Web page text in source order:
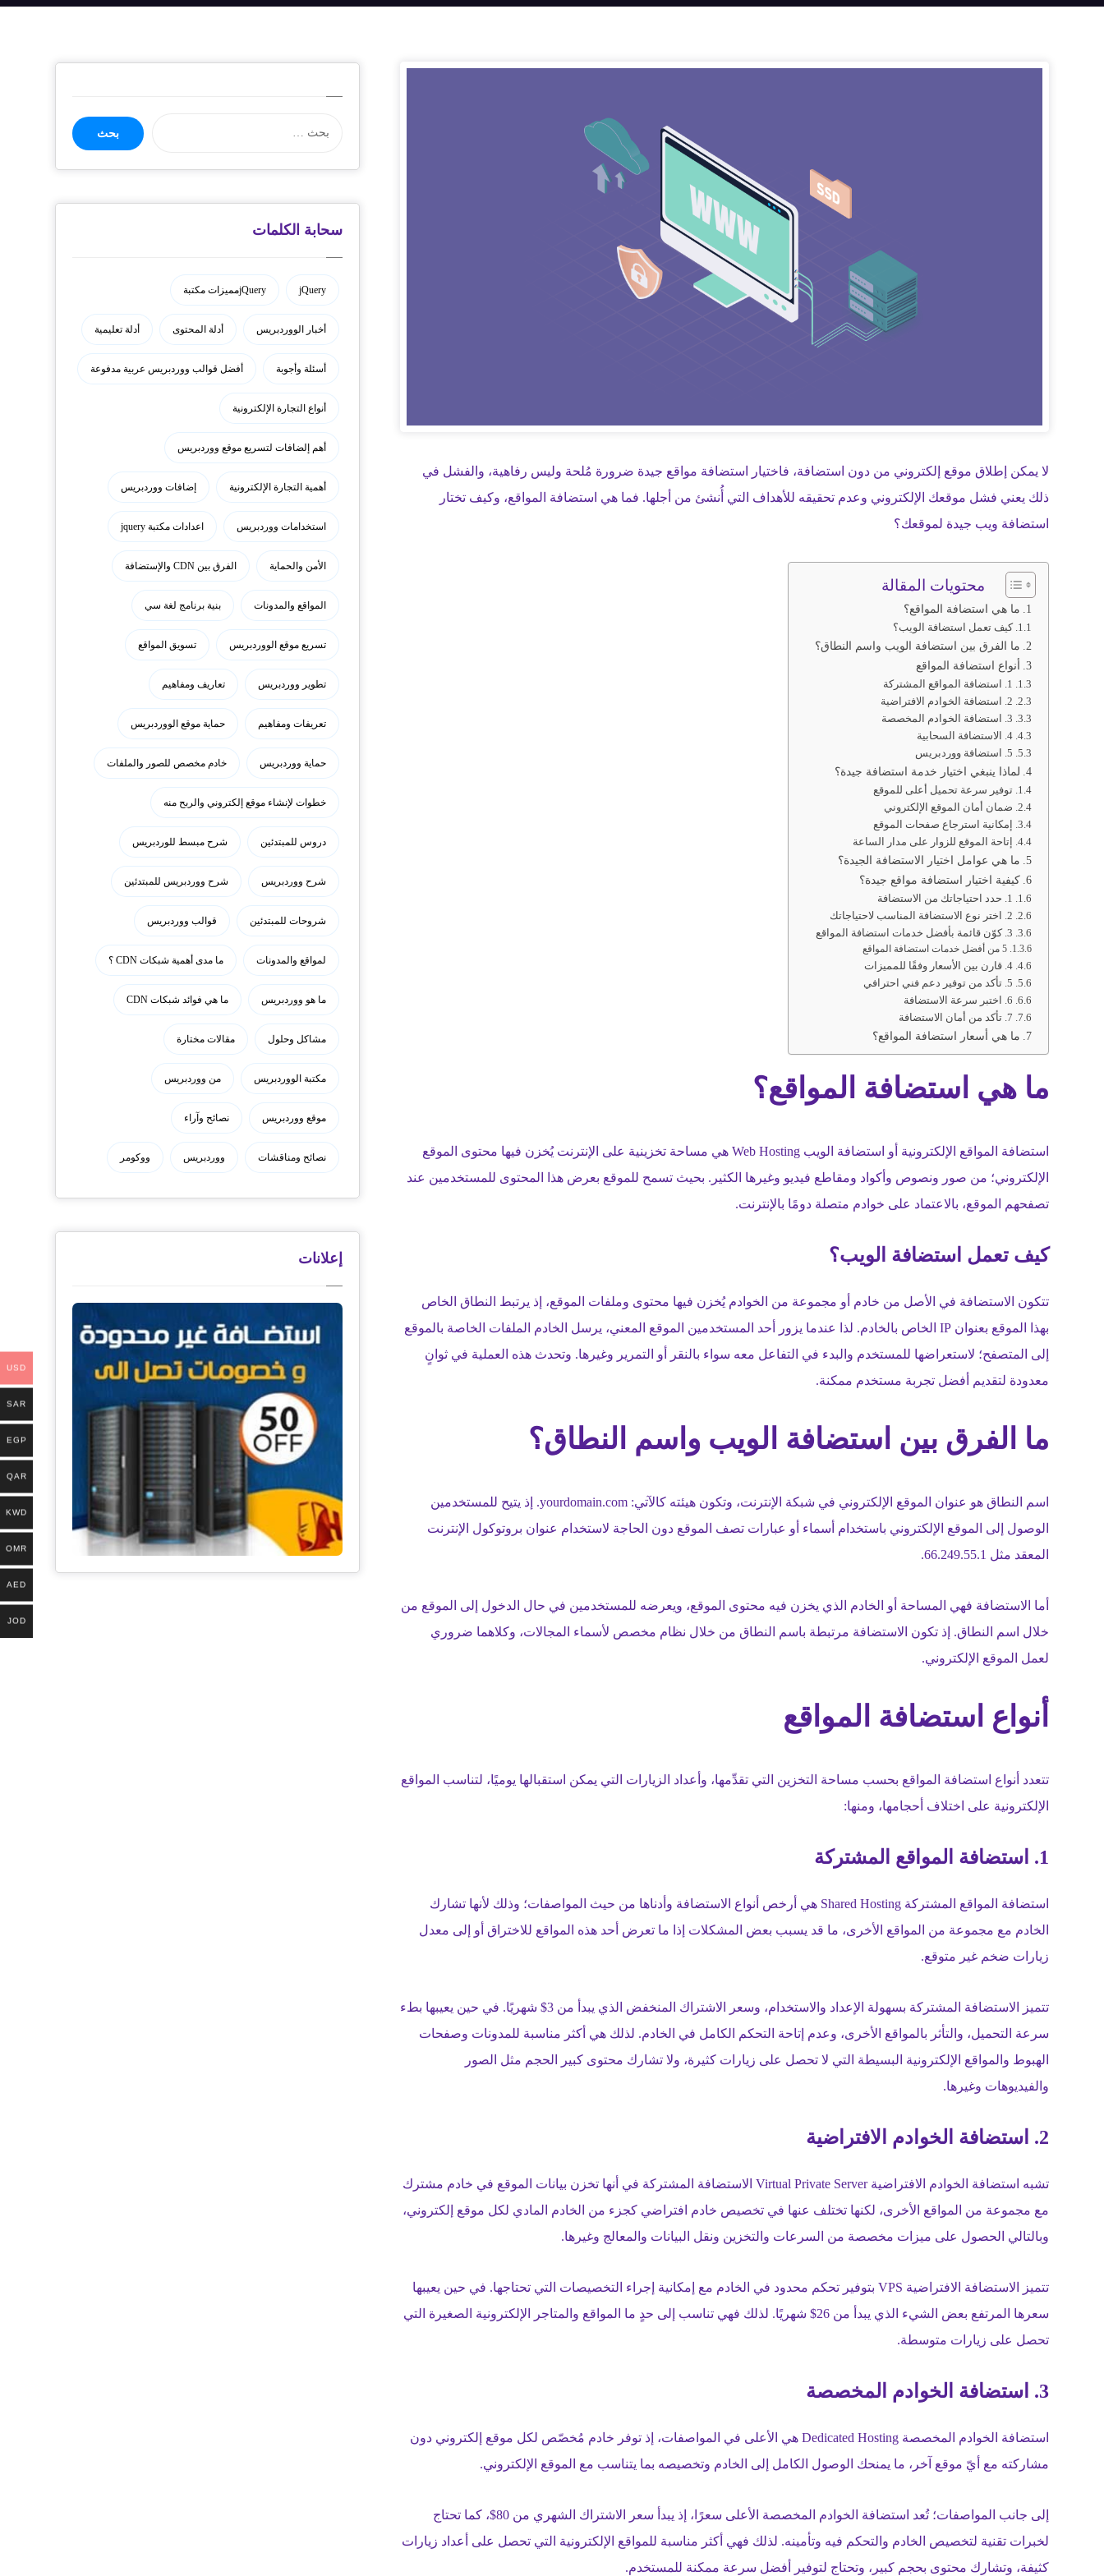
لا يمكن إطلاق موقع إلكتروني من دون استضافة، فاختيار استضافة مواقع جيدة ضرورة مُلحة وليس رفاهية، والفشل في
ذلك يعني فشل موقعك الإلكتروني وعدم تحقيقه للأهداف التي أُنشئ من أجلها. فما هي استضافة المواقع، وكيف تختار
استضافة ويب جيدة لموقعك؟
محتويات المقالة
ما هي استضافة المواقع؟
كيف تعمل استضافة الويب؟
ما الفرق بين استضافة الويب واسم النطاق؟
أنواع استضافة المواقع
1. استضافة المواقع المشتركة
2. استضافة الخوادم الافتراضية
3. استضافة الخوادم المخصصة
4. الاستضافة السحابية
5. استضافة ووردبريس
لماذا ينبغي اختيار خدمة استضافة جيدة؟
توفير سرعة تحميل أعلى للموقع
ضمان أمان الموقع الإلكتروني
إمكانية استرجاع صفحات الموقع
إتاحة الموقع للزوار على مدار الساعة
ما هي عوامل اختيار الاستضافة الجيدة؟
كيفية اختيار استضافة مواقع جيدة؟
1. حدد احتياجاتك من الاستضافة
2. اختر نوع الاستضافة المناسب لاحتياجاتك
3. كوّن قائمة بأفضل خدمات استضافة المواقع
5 من أفضل خدمات استضافة المواقع
4. قارن بين الأسعار وفقًا للمميزات
5. تأكد من توفير دعم فني احترافي
6. اختبر سرعة الاستضافة
7. تأكد من أمان الاستضافة
ما هي أسعار استضافة المواقع؟
ما هي استضافة المواقع؟
استضافة المواقع الإلكترونية أو استضافة الويب Web Hosting هي مساحة تخزينية على الإنترنت يُخزن فيها محتوى الموقع
الإلكتروني؛ من صور ونصوص وأكواد ومقاطع فيديو وغيرها الكثير. بحيث تسمح للموقع بعرض هذا المحتوى للمستخدمين عند
تصفحهم الموقع، بالاعتماد على خوادم متصلة دومًا بالإنترنت.
كيف تعمل استضافة الويب؟
تتكون الاستضافة في الأصل من خادم أو مجموعة من الخوادم يُخزن فيها محتوى وملفات الموقع، إذ يرتبط النطاق الخاص
بهذا الموقع بعنوان IP الخاص بالخادم. لذا عندما يزور أحد المستخدمين الموقع المعني، يرسل الخادم الملفات الخاصة بالموقع
إلى المتصفح؛ لاستعراضها للمستخدم والبدء في التفاعل معه سواء بالنقر أو التمرير وغيرها. وتحدث هذه العملية في ثوانٍ
معدودة لتقديم أفضل تجربة مستخدم ممكنة.
ما الفرق بين استضافة الويب واسم النطاق؟
اسم النطاق هو عنوان الموقع الإلكتروني في شبكة الإنترنت، وتكون هيئته كالآتي: yourdomain.com. إذ يتيح للمستخدمين
الوصول إلى الموقع الإلكتروني باستخدام أسماء أو عبارات تصف الموقع دون الحاجة لاستخدام عنوان بروتوكول الإنترنت
المعقد مثل 66.249.55.1.
أما الاستضافة فهي المساحة أو الخادم الذي يخزن فيه محتوى الموقع، ويعرضه للمستخدمين في حال الدخول إلى الموقع من
خلال اسم النطاق. إذ تكون الاستضافة مرتبطة باسم النطاق من خلال نظام مخصص لأسماء المجالات، وكلاهما ضروري
لعمل الموقع الإلكتروني.
أنواع استضافة المواقع
تتعدد أنواع استضافة المواقع بحسب مساحة التخزين التي تقدِّمها، وأعداد الزيارات التي يمكن استقبالها يوميًا، لتناسب المواقع
الإلكترونية على اختلاف أحجامها، ومنها:
1. استضافة المواقع المشتركة
استضافة المواقع المشتركة Shared Hosting هي أرخص أنواع الاستضافة وأدناها من حيث المواصفات؛ وذلك لأنها تشارك
الخادم مع مجموعة من المواقع الأخرى، ما قد يسبب بعض المشكلات إذا ما تعرض أحد هذه المواقع للاختراق أو إلى معدل
زيارات ضخم غير متوقع.
تتميز الاستضافة المشتركة بسهولة الإعداد والاستخدام، وسعر الاشتراك المنخفض الذي يبدأ من 3$ شهريًا. في حين يعيبها بطء
سرعة التحميل، والتأثر بالمواقع الأخرى، وعدم إتاحة التحكم الكامل في الخادم. لذلك هي أكثر مناسبة للمدونات وصفحات
الهبوط والمواقع الإلكترونية البسيطة التي لا تحصل على زيارات كثيرة، ولا تشارك محتوى كبير الحجم مثل الصور
والفيديوهات وغيرها.
2. استضافة الخوادم الافتراضية
تشبه استضافة الخوادم الافتراضية Virtual Private Server الاستضافة المشتركة في أنها تخزن بيانات الموقع في خادم مشترك
مع مجموعة من المواقع الأخرى، لكنها تختلف عنها في تخصيص خادم افتراضي كجزء من الخادم المادي لكل موقع إلكتروني،
وبالتالي الحصول على ميزات مخصصة من السرعات والتخزين ونقل البيانات والمعالج وغيرها.
تتميز الاستضافة الافتراضية VPS بتوفير تحكم محدود في الخادم مع إمكانية إجراء التخصيصات التي تحتاجها. في حين يعيبها
سعرها المرتفع بعض الشيء الذي يبدأ من 26$ شهريًا. لذلك فهي تناسب إلى حدٍ ما المواقع والمتاجر الإلكترونية الصغيرة التي
تحصل على زيارات متوسطة.
3. استضافة الخوادم المخصصة
استضافة الخوادم المخصصة Dedicated Hosting هي الأعلى في المواصفات، إذ توفر خادم مُخصّص لكل موقع إلكتروني دون
مشاركته مع أيّ موقع آخر، ما يمنحك الوصول الكامل إلى الخادم وتخصيصه بما يتناسب مع الموقع الإلكتروني.
إلى جانب المواصفات؛ تُعد استضافة الخوادم المخصصة الأعلى سعرًا، إذ يبدأ سعر الاشتراك الشهري من 80$، كما تحتاج
لخبرات تقنية لتخصيص الخادم والتحكم فيه وتأمينه. لذلك فهي أكثر مناسبة للمواقع الإلكترونية التي تحصل على أعداد زيارات
كثيفة، وتشارك محتوى بحجم كبير، وتحتاج لتوفير أفضل سرعة ممكنة للمستخدم.
سحابة الكلمات
jQuery jQueryمميزات مكتبة
أخبار الووردبريس أدلة المحتوى أدلة تعليمية
أسئلة وأجوبة أفضل قوالب ووردبريس عربية مدفوعة
أنواع التجارة الإلكترونية
أهم إلضافات لتسريع موقع ووردبريس
أهمية التجارة الإلكترونية إضافات ووردبريس
استخدامات ووردبريس اعدادات مكتبة jquery
الأمن والحماية الفرق بين CDN والإستضافة
المواقع والمدونات بنية برنامج لغة سي
تسريع موقع الووردبريس تسويق المواقع
تطوير ووردبريس تعاريف ومفاهيم
تعريفات ومفاهيم حماية موقع الووردبريس
حماية ووردبريس خادم مخصص للصور والملفات
خطوات لإنشاء موقع إلكتروني والربح منه
دروس للمبتدئين شرح مبسط للوردبريس
شرح ووردبريس شرح ووردبريس للمبتدئين
شروحات للمبتدئين قوالب ووردبريس
لمواقع والمدونات ما مدى أهمية شبكات CDN ؟
ما هو ووردبريس ما هي فوائد شبكات CDN
مشاكل وحلول مقالات مختارة
مكتبة الووردبريس من ووردبريس
موقع ووردبريس نصائح وآراء
نصائح ومناقشات ووردبريس ووكومر
إعلانات
USD
SAR
EGP
QAR
KWD
OMR
AED
JOD